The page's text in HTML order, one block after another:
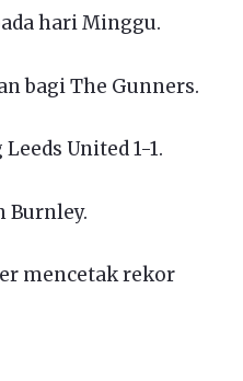
hari Minggu.
bagi The Gunners.
United 1-1.
Burnley.
mencetak rekor